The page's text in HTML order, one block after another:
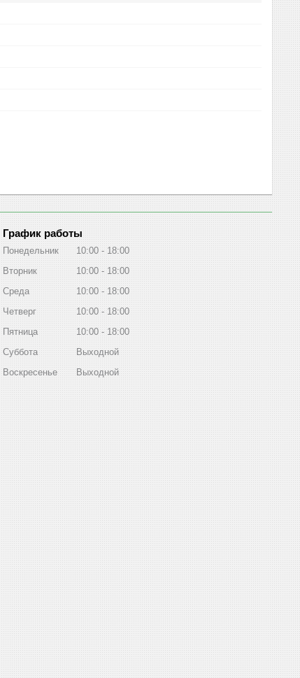
График работы
Понедельник 10:00
18:00
Вторник
10:00
18:00
Среда
10:00
18:00
Четверг
10:00
18:00
Пятница
10:00
18:00
Суббота
Выходной
Воскресенье
Выходной